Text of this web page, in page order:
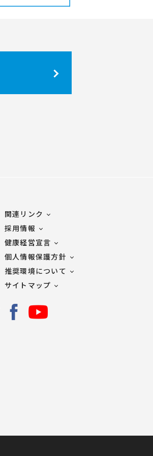
関連リンク
採用情報
健康経営宣言
個人情報保護方針
推奨環境について
サイトマップ